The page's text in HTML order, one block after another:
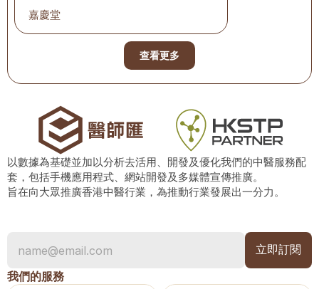
嘉慶堂
查看更多
以數據為基礎並加以分析去活用、開發及優化我們的中醫服務配
套，包括手機應用程式、網站開發及多媒體宣傳推廣。
旨在向大眾推廣香港中醫行業，為推動行業發展出一分力。
我們的服務